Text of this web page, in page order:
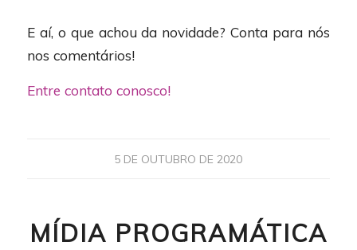
E aí, o que achou da novidade? Conta para nós
nos comentários!
Entre contato conosco!
5 DE OUTUBRO DE 2020
MÍDIA PROGRAMÁTICA